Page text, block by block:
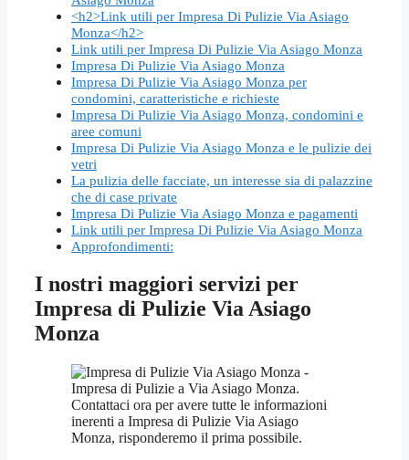
<h2>Link utili per Impresa Di Pulizie Via Asiago
Monza</h2>
Link utili per Impresa Di Pulizie Via Asiago Monza
Impresa Di Pulizie Via Asiago Monza
Impresa Di Pulizie Via Asiago Monza per
condomini, caratteristiche e richieste
Impresa Di Pulizie Via Asiago Monza, condomini e
aree comuni
Impresa Di Pulizie Via Asiago Monza e le pulizie dei
vetri
La pulizia delle facciate, un interesse sia di palazzine
che di case private
Impresa Di Pulizie Via Asiago Monza e pagamenti
Link utili per Impresa Di Pulizie Via Asiago Monza
Approfondimenti:
I nostri maggiori servizi per
Impresa di Pulizie Via Asiago
Monza